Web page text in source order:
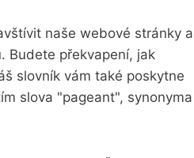
naše webové stránky a
Budete překvapení, jak
slovník vám také poskytne
slova "pageant", synonyma